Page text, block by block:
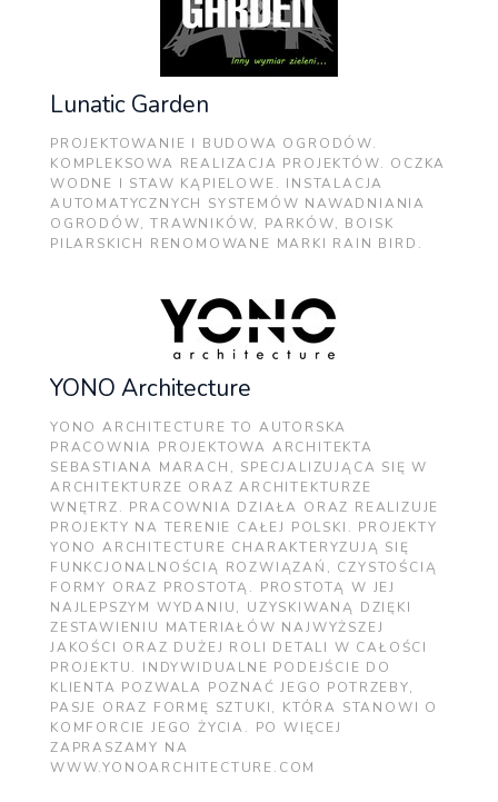
Lunatic Garden
PROJEKTOWANIE I BUDOWA OGRODÓW.
KOMPLEKSOWA REALIZACJA PROJEKTÓW. OCZKA
WODNE I STAW KĄPIELOWE. INSTALACJA
AUTOMATYCZNYCH SYSTEMÓW NAWADNIANIA
OGRODÓW, TRAWNIKÓW, PARKÓW, BOISK
PILARSKICH RENOMOWANE MARKI RAIN BIRD.
YONO Architecture
YONO ARCHITECTURE TO AUTORSKA
PRACOWNIA PROJEKTOWA ARCHITEKTA
SEBASTIANA MARACH, SPECJALIZUJĄCA SIĘ W
ARCHITEKTURZE ORAZ ARCHITEKTURZE
WNĘTRZ. PRACOWNIA DZIAŁA ORAZ REALIZUJE
PROJEKTY NA TERENIE CAŁEJ POLSKI. PROJEKTY
YONO ARCHITECTURE CHARAKTERYZUJĄ SIĘ
FUNKCJONALNOŚCIĄ ROZWIĄZAŃ, CZYSTOŚCIĄ
FORMY ORAZ PROSTOTĄ. PROSTOTĄ W JEJ
NAJLEPSZYM WYDANIU, UZYSKIWANĄ DZIĘKI
ZESTAWIENIU MATERIAŁÓW NAJWYŻSZEJ
JAKOŚCI ORAZ DUŻEJ ROLI DETALI W CAŁOŚCI
PROJEKTU. INDYWIDUALNE PODEJŚCIE DO
KLIENTA POZWALA POZNAĆ JEGO POTRZEBY,
PASJE ORAZ FORMĘ SZTUKI, KTÓRA STANOWI O
KOMFORCIE JEGO ŻYCIA. PO WIĘCEJ
ZAPRASZAMY NA
WWW.YONOARCHITECTURE.COM